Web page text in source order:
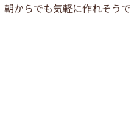
からでも気軽に作れそうで